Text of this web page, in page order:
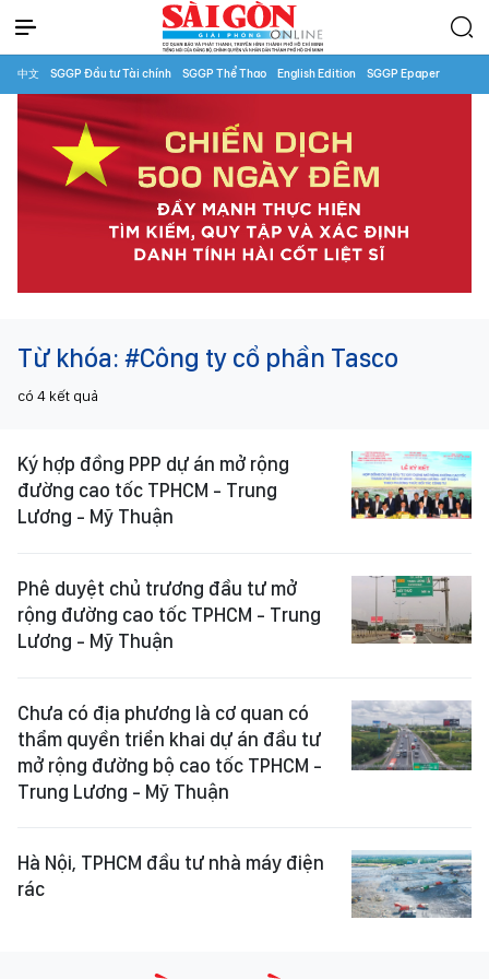
中文 SGGP Đầu tư Tài chính SGGP Thể Thao English Edition SGGP Epaper
Từ khóa: #Công ty cổ phần Tasco
có 4 kết quả
Ký hợp đồng PPP dự án mở rộng
đường cao tốc TPHCM - Trung
Lương - Mỹ Thuận
Phê duyệt chủ trương đầu tư mở
rộng đường cao tốc TPHCM - Trung
Lương - Mỹ Thuận
Chưa có địa phương là cơ quan có
thẩm quyền triển khai dự án đầu tư
mở rộng đường bộ cao tốc TPHCM -
Trung Lương - Mỹ Thuận
Hà Nội, TPHCM đầu tư nhà máy điện
rác